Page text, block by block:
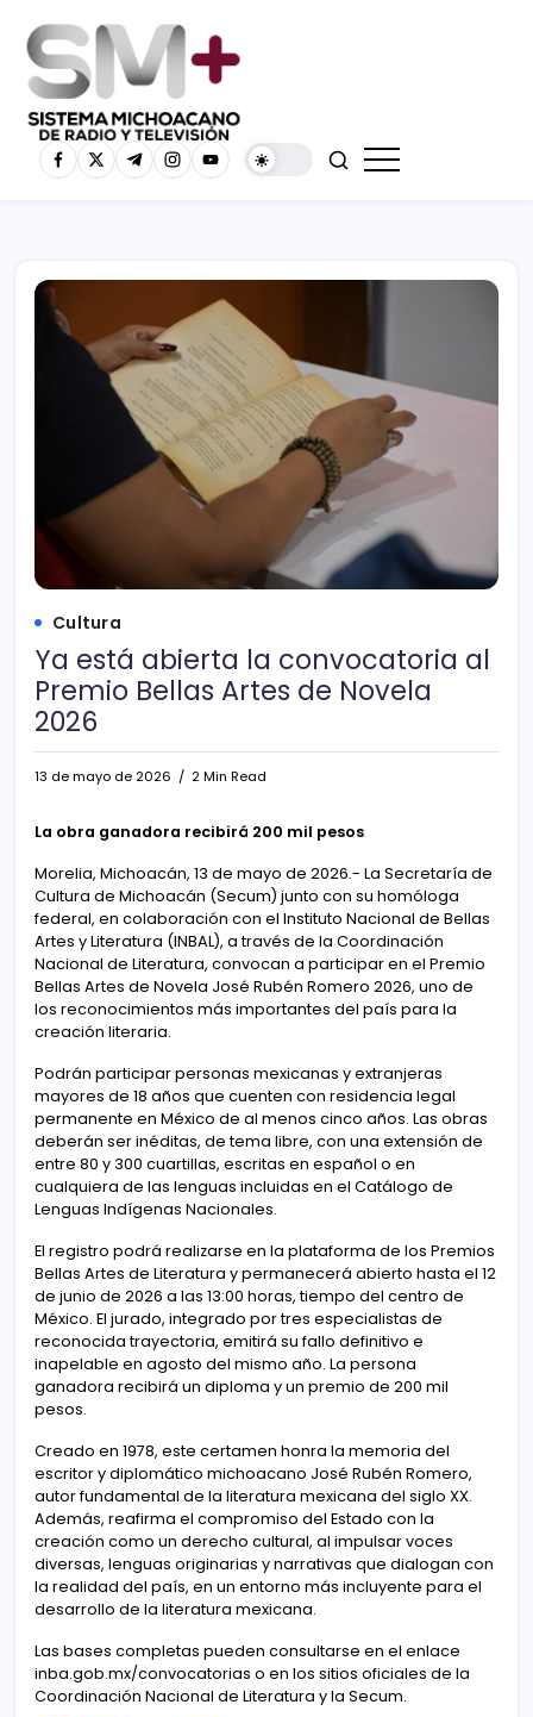
Cultura
Ya está abierta la convocatoria al
Premio Bellas Artes de Novela
2026
13 de mayo de 2026 2 Min Read
La obra ganadora recibirá 200 mil pesos
Morelia, Michoacán, 13 de mayo de 2026.- La Secretaría de
Cultura de Michoacán (Secum) junto con su homóloga
federal, en colaboración con el Instituto Nacional de Bellas
Artes y Literatura (INBAL), a través de la Coordinación
Nacional de Literatura, convocan a participar en el Premio
Bellas Artes de Novela José Rubén Romero 2026, uno de
los reconocimientos más importantes del país para la
creación literaria.
Podrán participar personas mexicanas y extranjeras
mayores de 18 años que cuenten con residencia legal
permanente en México de al menos cinco años. Las obras
deberán ser inéditas, de tema libre, con una extensión de
entre 80 y 300 cuartillas, escritas en español o en
cualquiera de las lenguas incluidas en el Catálogo de
Lenguas Indígenas Nacionales.
El registro podrá realizarse en la plataforma de los Premios
Bellas Artes de Literatura y permanecerá abierto hasta el 12
de junio de 2026 a las 13:00 horas, tiempo del centro de
México. El jurado, integrado por tres especialistas de
reconocida trayectoria, emitirá su fallo definitivo e
inapelable en agosto del mismo año. La persona
ganadora recibirá un diploma y un premio de 200 mil
pesos.
Creado en 1978, este certamen honra la memoria del
escritor y diplomático michoacano José Rubén Romero,
autor fundamental de la literatura mexicana del siglo XX.
Además, reafirma el compromiso del Estado con la
creación como un derecho cultural, al impulsar voces
diversas, lenguas originarias y narrativas que dialogan con
la realidad del país, en un entorno más incluyente para el
desarrollo de la literatura mexicana.
Las bases completas pueden consultarse en el enlace
inba.gob.mx/convocatorias o en los sitios oficiales de la
Coordinación Nacional de Literatura y la Secum.